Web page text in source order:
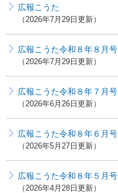
広報こうた
2026年7月29日更新
広報こうた令和８年８月号
2026年7月29日更新
広報こうた令和８年７月号
2026年6月26日更新
広報こうた令和８年６月号
2026年5月27日更新
広報こうた令和８年５月号
2026年4月28日更新